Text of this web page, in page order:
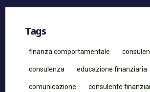
Tags
finanza comportamentale
consulenza educazione finanziaria
comunicazione consulente